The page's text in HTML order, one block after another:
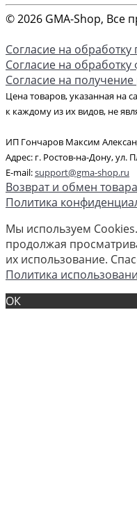
© 2026 GMA-Shop, Все
Согласие на
Согласие на
Согласие на получение
Цена товаров, указанная на
к каждому из их видов, не
ИП Гончаров Максим
Адрес: г. Ростов-на-Дону, ул.
E-mail:support@gma-shop.ru
Возврат и обмен товара
Политика
Мы используем
продолжая
их использование.
Политика
ОК